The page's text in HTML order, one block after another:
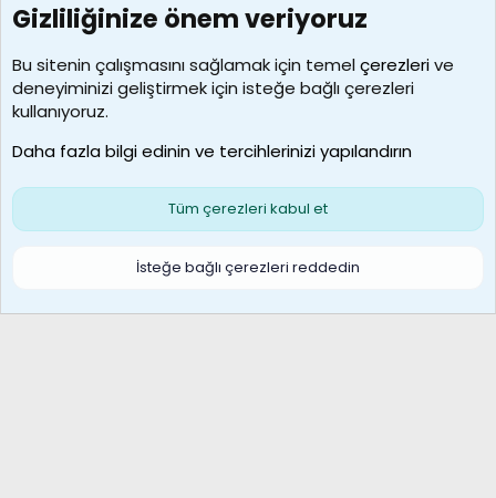
7388
Kullanıcılar
borabekirogluu
Son üye
Çerezler
S
Gizliliğinize önem veriyoruz
Bu sitenin çalışmasını sağlamak için temelçerezlerive
deneyiminizi geliştirmek için isteğe bağlı çerezleri
kullanıyoruz.
Daha fazla bilgi edinin ve tercihlerinizi yapılandırın
Tüm çerezleri kabul et
İsteğe bağlı çerezleri reddedin